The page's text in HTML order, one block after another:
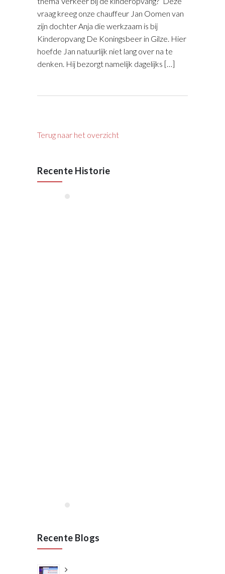
vraag kreeg onze chauffeur Jan Oomen van
zijn dochter Anja die werkzaam is bij
Kinderopvang De Koningsbeer in Gilze. Hier
hoefde Jan natuurlijk niet lang over na te
denken. Hij bezorgt namelijk dagelijks […]
Terug naar het overzicht
Recente Historie
Recente Blogs